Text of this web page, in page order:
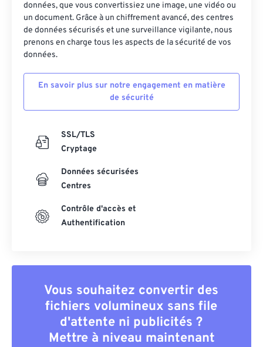
données, que vous convertissiez une image, une vidéo ou
un document. Grâce à un chiffrement avancé, des centres
de données sécurisés et une surveillance vigilante, nous
prenons en charge tous les aspects de la sécurité de vos
données.
En savoir plus sur notre engagement en matière
de sécurité
SSL/TLS
Cryptage
Données sécurisées
Centres
Contrôle d'accès et
Authentification
Vous souhaitez convertir des
fichiers volumineux sans file
d'attente ni publicités ?
Mettre à niveau maintenant